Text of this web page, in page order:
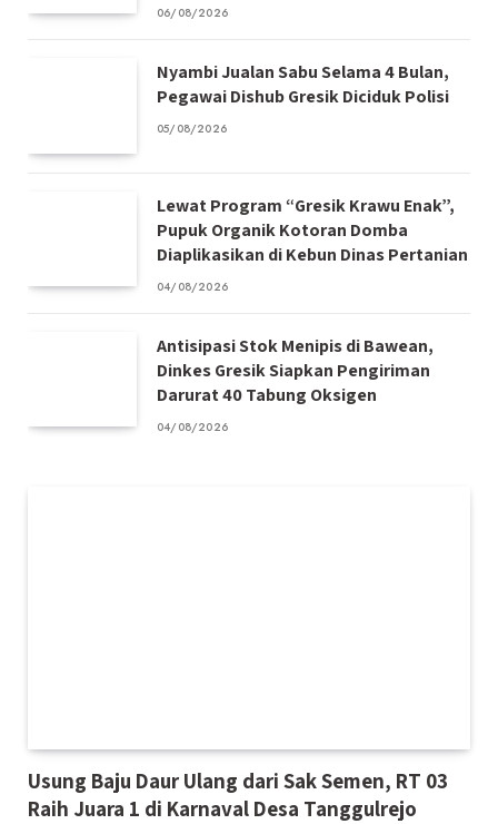
06/08/2026
Nyambi Jualan Sabu Selama 4 Bulan,
Pegawai Dishub Gresik Diciduk Polisi
05/08/2026
Lewat Program “Gresik Krawu Enak”,
Pupuk Organik Kotoran Domba
Diaplikasikan di Kebun Dinas Pertanian
04/08/2026
Antisipasi Stok Menipis di Bawean,
Dinkes Gresik Siapkan Pengiriman
Darurat 40 Tabung Oksigen
04/08/2026
Usung Baju Daur Ulang dari Sak Semen, RT 03
Raih Juara 1 di Karnaval Desa Tanggulrejo